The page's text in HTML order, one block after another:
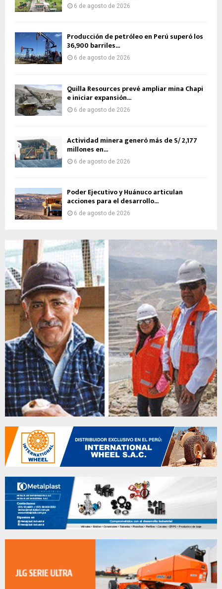
6 de agosto de 2026
Producción de petróleo en Perú superó los
36,900 barriles...
6 de agosto de 2026
Quilla Resources prevé ampliar mina Chapi
e iniciar expansión...
6 de agosto de 2026
Actividad minera generó más de S/ 2,177
millones en...
6 de agosto de 2026
Poder Ejecutivo y Huánuco articulan
acciones para el desarrollo...
6 de agosto de 2026